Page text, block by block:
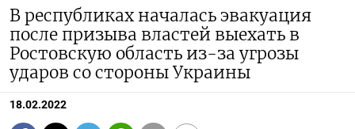
В республиках началась эвакуация
после призыва властей выехать в
Ростовскую область из-за угрозы
ударов со стороны Украины
18.02.2022